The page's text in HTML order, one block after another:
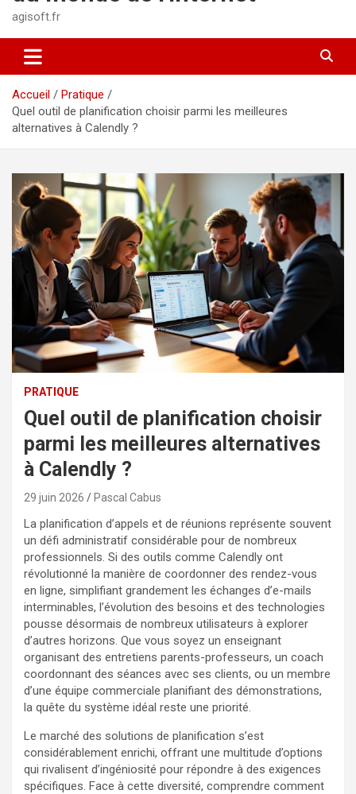
agisoft.fr
Accueil
Pratique
Quel outil de planification choisir parmi les meilleures
alternatives à Calendly ?
PRATIQUE
Quel outil de planification choisir
parmi les meilleures alternatives
à Calendly ?
29 juin 2026 Pascal Cabus
La planification d’appels et de réunions représente souvent
un défi administratif considérable pour de nombreux
professionnels. Si des outils comme Calendly ont
révolutionné la manière de coordonner des rendez-vous
en ligne, simplifiant grandement les échanges d’e-mails
interminables, l’évolution des besoins et des technologies
pousse désormais de nombreux utilisateurs à explorer
d’autres horizons. Que vous soyez un enseignant
organisant des entretiens parents-professeurs, un coach
coordonnant des séances avec ses clients, ou un membre
d’une équipe commerciale planifiant des démonstrations,
la quête du système idéal reste une priorité.
Le marché des solutions de planification s’est
considérablement enrichi, offrant une multitude d’options
qui rivalisent d’ingéniosité pour répondre à des exigences
spécifiques. Face à cette diversité, comprendre comment